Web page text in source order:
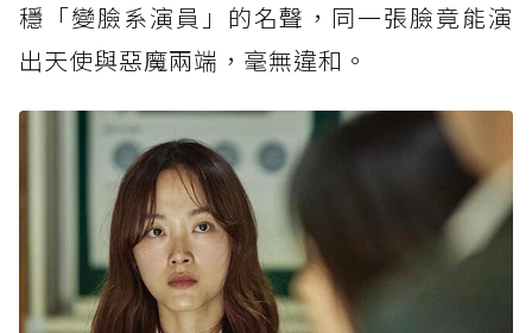
穩「變臉系演員」的名聲，同一張臉竟能演
出天使與惡魔兩端，毫無違和。